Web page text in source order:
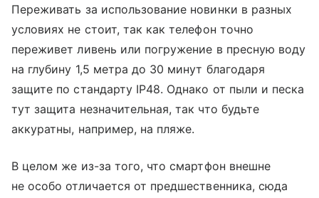
Переживать за использование новинки в разных
условиях не стоит, так как телефон точно
переживет ливень или погружение в пресную воду
на глубину 1,5 метра до 30 минут благодаря
защите по стандарту IP48. Однако от пыли и песка
тут защита незначительная, так что будьте
аккуратны, например, на пляже.
В целом же из-за того, что смартфон внешне
не особо отличается от предшественника, сюда